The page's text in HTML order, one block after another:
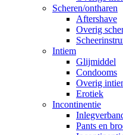
Scheren/ontharen
Aftershave
Overig
Intiem
Glijmiddel
Condooms
Overig
Erotiek
Incontinentie
Pants en